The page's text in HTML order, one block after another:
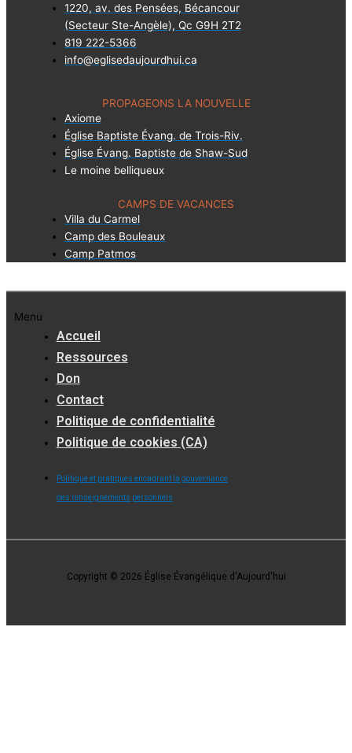
1220, av. des Pensées, Bécancour
(Secteur Ste-Angèle), Qc G9H 2T2
819 222-5366
info@eglisedaujourdhui.ca
PROPAGEONS LA NOUVELLE
Axiome
Église Baptiste Évang. de Trois-Riv.
Église Évang. Baptiste de Shaw-Sud
Le moine belliqueux
CAMPS DE VACANCES
Villa du Carmel
Camp des Bouleaux
Camp Patmos
Menu
Accueil
Ressources
Don
Contact
Politique de confidentialité
Politique de cookies (CA)
Politique et pratiques encadrant la gouvernance
des renseignements personnels
Copyright © 2026 Église Évangélique d'Aujourd'hui